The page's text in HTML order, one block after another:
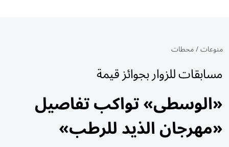
منوعات/محطات
مسابقات للزوار بجوائز قيمة
«الوسطى» تواكب تفاصيل
«مهرجان الذيد للرطب»